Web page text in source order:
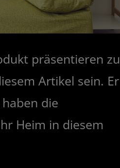
präsentieren zu
Artikel sein. Er
die
Heim in diesem